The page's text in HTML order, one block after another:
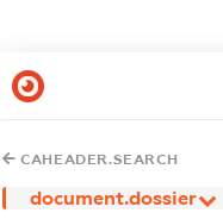
CAHEADER.SEARCH
document.dossier